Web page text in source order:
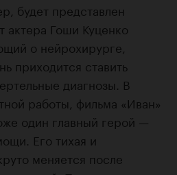
будет представлен
Гоши Куценко
о нейрохирурге,
приходится ставить
диагнозы. В
работы, фильма «Иван»
один главный герой —
Его тихая и
меняется после